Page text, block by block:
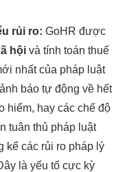
rủi ro: GoHR được
hội và tính toán thuế
nhất của pháp luật
báo tự động về hết
hiểm, hay các chế độ
tuân thủ pháp luật
kể các rủi ro pháp lý
là yếu tố cực kỳ